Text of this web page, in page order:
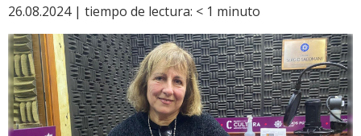
26.08.2024 | tiempo de lectura: < 1 minuto